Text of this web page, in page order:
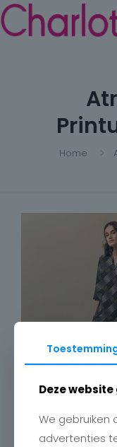
Home
Deze
We gebruiken
advertenties